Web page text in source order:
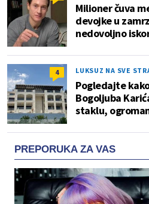
Milioner čuva
devojke u
nedovoljno
4 LUKSUZ NA SVE
Pogledajte
Bogoljuba
staklu,
PREPORUKA ZA VAS